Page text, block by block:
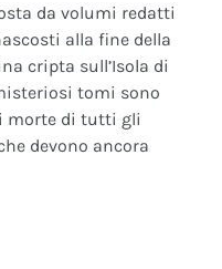
da volumi redatti
alla fine della
cripta sull’Isola di
tomi sono
morte di tutti gli
devono ancora